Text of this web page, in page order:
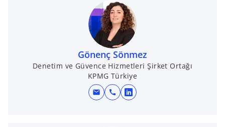
b
n
s
i
n
a
n
e
w
t
Gönenç Sönmez
Denetim ve Güvence Hizmetleri Şirket Ortağı
KPMG Türkiye
mail call
o